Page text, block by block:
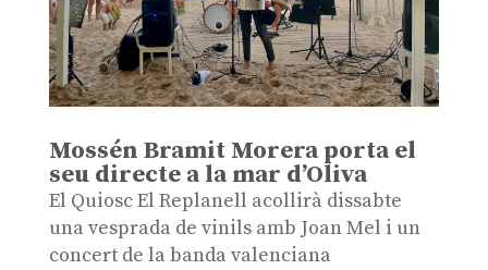
Mossén Bramit Morera porta el
seu directe a la mar d’Oliva
El Quiosc El Replanell acollirà dissabte
una vesprada de vinils amb Joan Mel i un
concert de la banda valenciana